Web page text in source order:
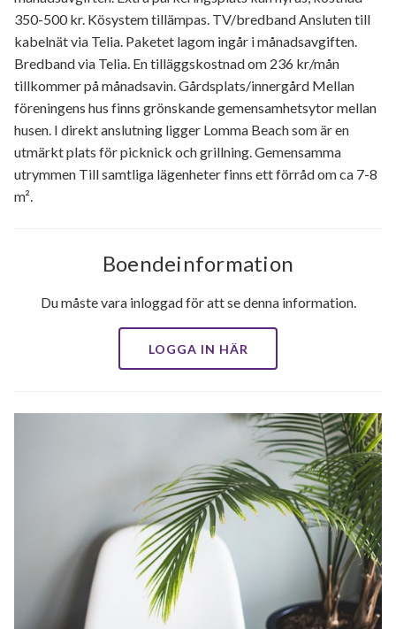
350-500 kr. Kösystem tillämpas. TV/bredband Ansluten till
kabelnät via Telia. Paketet lagom ingår i månadsavgiften.
Bredband via Telia. En tilläggskostnad om 236 kr/mån
tillkommer på månadsavin. Gårdsplats/innergård Mellan
föreningens hus finns grönskande gemensamhetsytor mellan
husen. I direkt anslutning ligger Lomma Beach som är en
utmärkt plats för picknick och grillning. Gemensamma
utrymmen Till samtliga lägenheter finns ett förråd om ca 7-8
m².
Boendeinformation
Du måste vara inloggad för att se denna information.
LOGGA IN HÄR